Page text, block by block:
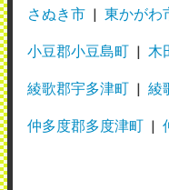
さぬき市 東かがわ
小豆郡小豆島町 木
綾歌郡宇多津町 綾
仲多度郡多度津町